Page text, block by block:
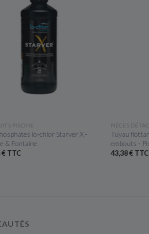
APERÇU RAPIDE
PISCINE
lo-chlor Starver X -
& Fontaine
TTC
PIÈCES
Tuyau
embouts -
43,38 € TTC